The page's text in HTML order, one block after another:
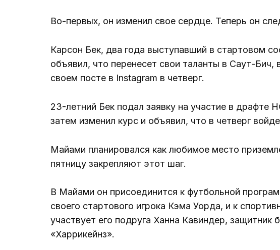
Во-первых, он изменил свое сердце. Теперь он
Карсон Бек, два года выступавший в стартовом
объявил, что перенесет свои таланты в Саут-Бич,
своем посте в Instagram в четверг.
23-летний Бек подал заявку на участие в драфте
затем изменил курс и объявил, что в четверг
Майами планировался как любимое место
пятницу закрепляют этот шаг.
В Майами он присоединится к футбольной
своего стартового игрока Кэма Уорда, и к
участвует его подруга Ханна Кавиндер, защитник
«Харрикейнз».